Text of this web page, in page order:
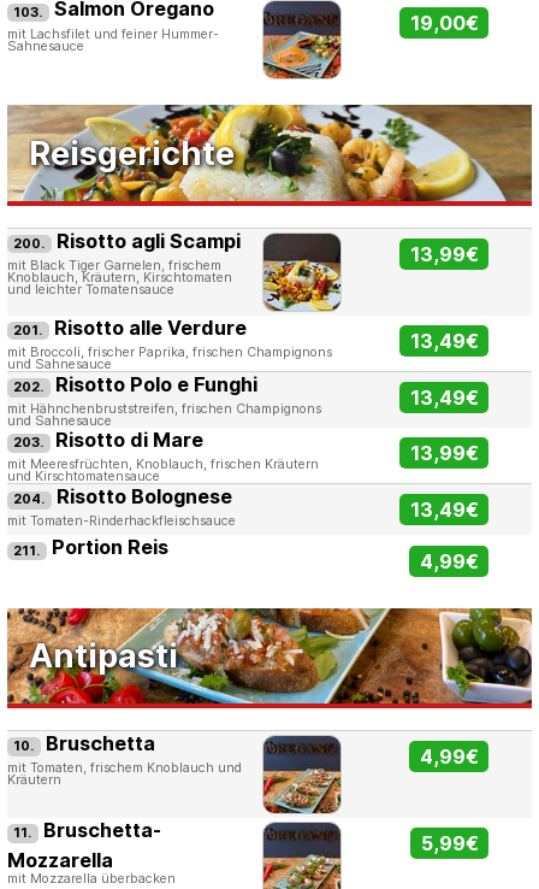
103. Salmon Oregano
mit Lachsfilet und feiner Hummer-
Sahnesauce
19,00€
Reisgerichte
200. Risotto agli Scampi
mit Black Tiger Garnelen, frischem
Knoblauch, Kräutern, Kirschtomaten
und leichter Tomatensauce
13,99€
201. Risotto alle Verdure
mit Broccoli, frischer Paprika, frischen Champignons
und Sahnesauce
13,49€
202. Risotto Polo e Funghi
mit Hähnchenbruststreifen, frischen Champignons
und Sahnesauce
13,49€
203. Risotto di Mare
mit Meeresfrüchten, Knoblauch, frischen Kräutern
und Kirschtomatensauce
13,99€
204. Risotto Bolognese
mit Tomaten-Rinderhackfleischsauce 13,49€
211. Portion Reis
4,99€
Antipasti
10. Bruschetta
mit Tomaten, frischem Knoblauch und
Kräutern
4,99€
11. Bruschetta-
Mozzarella
mit Mozzarella überbacken
5,99€